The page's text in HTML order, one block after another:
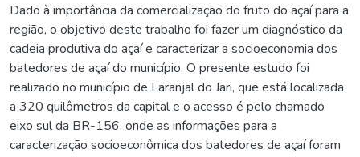
Dado à importância da comercialização do fruto do açaí para a
região, o objetivo deste trabalho foi fazer um diagnóstico da
cadeia produtiva do açaí e caracterizar a socioeconomia dos
batedores de açaí do município. O presente estudo foi
realizado no município de Laranjal do Jari, que está localizada
a 320 quilômetros da capital e o acesso é pelo chamado
eixo sul da BR-156, onde as informações para a
caracterização socioeconômica dos batedores de açaí foram